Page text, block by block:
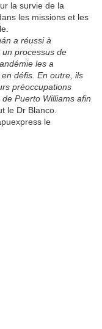
la survie de la
les missions et les
a réussi à
processus de
les a
défis. En outre, ils
préoccupations
Puerto Williams afin
le Dr Blanco.
le